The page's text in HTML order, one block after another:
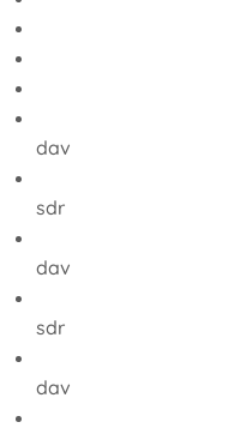
dav
sdr
dav
sdr
dav